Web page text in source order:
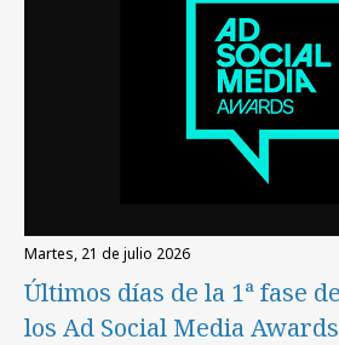
martes, 21 de julio 2026
Últimos días de la 1ª fase
los Ad Social Media Awards